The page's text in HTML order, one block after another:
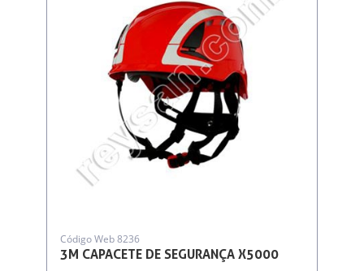
3M CAPACETE DE SEGURANÇA X5000
Código Web 8236